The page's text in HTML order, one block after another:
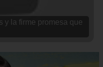
y la firme promesa que